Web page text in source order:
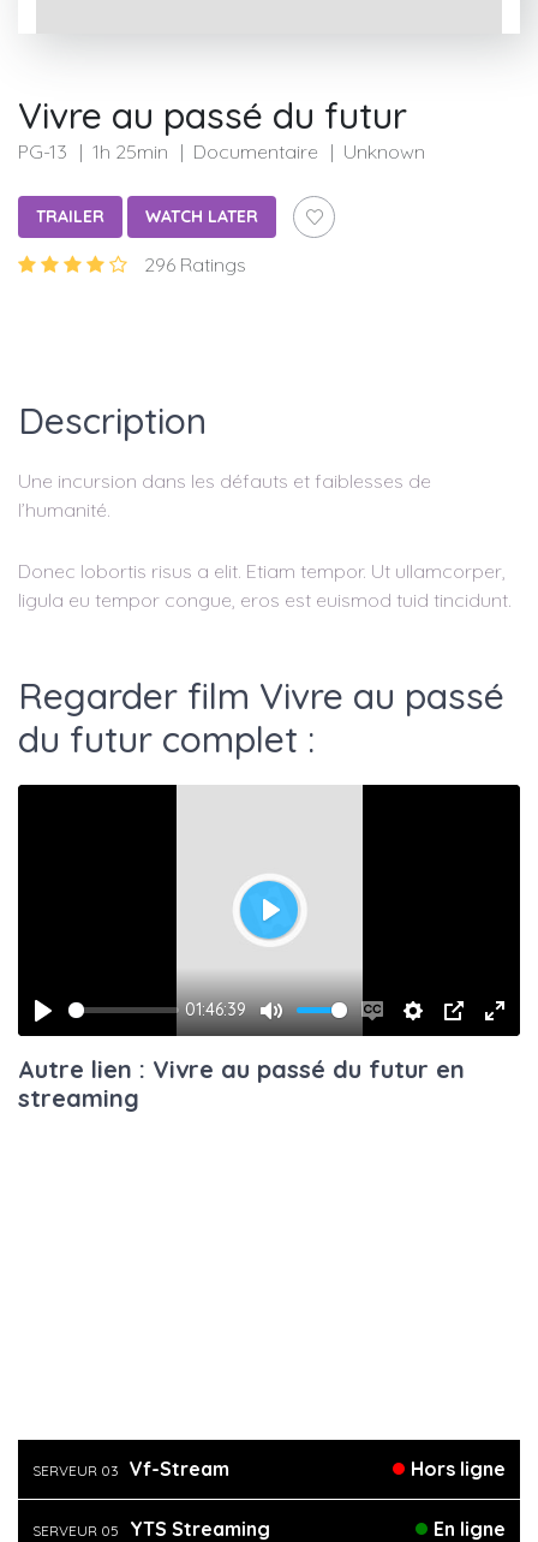
Vivre au passé du futur
PG-13 1h 25min Documentaire Unknown
TRAILER WATCH LATER
296 Ratings
Description
Une incursion dans les défauts et faiblesses de
l’humanité.
Donec lobortis risus a elit. Etiam tempor. Ut ullamcorper,
ligula eu tempor congue, eros est euismod tuid tincidunt.
Regarder film Vivre au passé
du futur complet :
Play
01:46:39
Mute
Enable
captions
Settings
PIP
Play
Autre lien : Vivre au passé du futur en
streaming
SERVEUR 03 Vf-Stream Hors ligne
SERVEUR 05 YTS Streaming En ligne